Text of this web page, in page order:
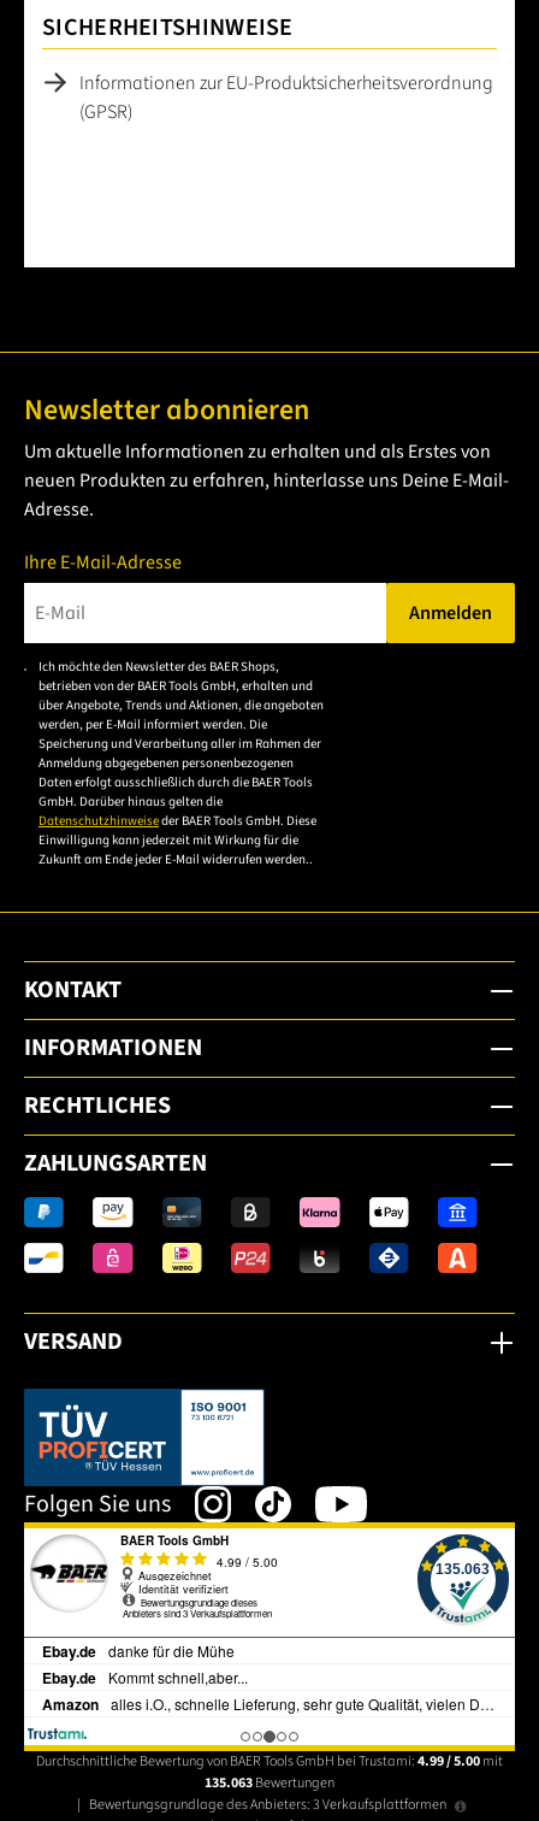
SICHERHEITSHINWEISE
Informationen zur EU-Produktsicherheitsverordnung
(GPSR)
Newsletter abonnieren
Um aktuelle Informationen zu erhalten und als Erstes von
neuen Produkten zu erfahren, hinterlasse uns Deine E-Mail-
Adresse.
Ihre E-Mail-Adresse
Bitte geben Sie eine gültige E-Mail-Adresse ein.
Anmelden
Ich möchte den Newsletter des BAER Shops,
betrieben von der BAER Tools GmbH, erhalten und
über Angebote, Trends und Aktionen, die angeboten
werden, per E-Mail informiert werden. Die
Speicherung und Verarbeitung aller im Rahmen der
Anmeldung abgegebenen personenbezogenen
Daten erfolgt ausschließlich durch die BAER Tools
GmbH. Darüber hinaus gelten die
Datenschutzhinweiseder BAER Tools GmbH. Diese
Einwilligung kann jederzeit mit Wirkung für die
Zukunft am Ende jeder E-Mail widerrufen werden..
KONTAKT
INFORMATIONEN
RECHTLICHES
ZAHLUNGSARTEN
VERSAND
Dieser Link öffnet sich in einem neuen Tab.
Folgen Sie uns
Durchschnittliche Bewertung von BAER Tools GmbH bei Trustami:4.99 / 5.00mit
135.063Bewertungen
| Bewertungsgrundlage des Anbieters: 3 Verkaufsplattformen